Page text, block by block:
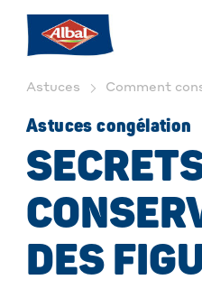
Astuces Comment
Astuces congélation
DES